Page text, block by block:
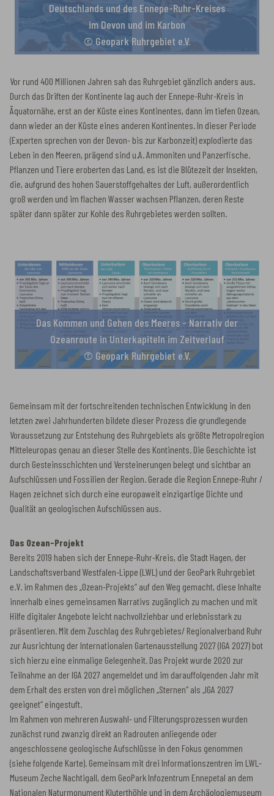
Deutschlands und des Ennepe-Ruhr-Kreises
im Devon und im Karbon
© Geopark Ruhrgebiet e.V.
Vor rund 400 Millionen Jahren sah das Ruhrgebiet gänzlich anders aus.
Durch das Driften der Kontinente lag auch der Ennepe-Ruhr-Kreis in
Äquatornähe, erst an der Küste eines Kontinentes, dann im tiefen Ozean,
dann wieder an der Küste eines anderen Kontinentes. In dieser Periode
(Experten sprechen von der Devon- bis zur Karbonzeit) explodierte das
Leben in den Meeren, prägend sind u.A. Ammoniten und Panzerfische.
Pflanzen und Tiere eroberten das Land, es ist die Blütezeit der Insekten,
die, aufgrund des hohen Sauerstoffgehaltes der Luft, außerordentlich
groß werden und im flachen Wasser wachsen Pflanzen, deren Reste
später dann später zur Kohle des Ruhrgebietes werden sollten.
Das Kommen und Gehen des Meeres - Narrativ der
Ozeanroute in Unterkapiteln im Zeitverlauf
© Geopark Ruhrgebiet e.V.
Gemeinsam mit der fortschreitenden technischen Entwicklung in den
letzten zwei Jahrhunderten bildete dieser Prozess die grundlegende
Voraussetzung zur Entstehung des Ruhrgebiets als größte Metropolregion
Mitteleuropas genau an dieser Stelle des Kontinents. Die Geschichte ist
durch Gesteinsschichten und Versteinerungen belegt und sichtbar an
Aufschlüssen und Fossilien der Region. Gerade die Region Ennepe-Ruhr /
Hagen zeichnet sich durch eine europaweit einzigartige Dichte und
Qualität an geologischen Aufschlüssen aus.
Das Ozean-Projekt
Bereits 2019 haben sich der Ennepe-Ruhr-Kreis, die Stadt Hagen, der
Landschaftsverband Westfalen-Lippe (LWL) und der GeoPark Ruhrgebiet
e.V. im Rahmen des „Ozean-Projekts“ auf den Weg gemacht, diese Inhalte
innerhalb eines gemeinsamen Narrativs zugänglich zu machen und mit
Hilfe digitaler Angebote leicht nachvollziehbar und erlebnisstark zu
präsentieren. Mit dem Zuschlag des Ruhrgebietes/ Regionalverband Ruhr
zur Ausrichtung der Internationalen Gartenausstellung 2027 (IGA 2027) bot
sich hierzu eine einmalige Gelegenheit. Das Projekt wurde 2020 zur
Teilnahme an der IGA 2027 angemeldet und im darauffolgenden Jahr mit
dem Erhalt des ersten von drei möglichen „Sternen“ als „IGA 2027
geeignet“ eingestuft.
Im Rahmen von mehreren Auswahl- und Filterungsprozessen wurden
zunächst rund zwanzig direkt an Radrouten anliegende oder
angeschlossene geologische Aufschlüsse in den Fokus genommen
(siehe folgende Karte). Gemeinsam mit drei Informationszentren im LWL-
Museum Zeche Nachtigall, dem GeoPark Infozentrum Ennepetal an dem
Nationalen Naturmonument Kluterthöhle und in dem Archäologiemuseum